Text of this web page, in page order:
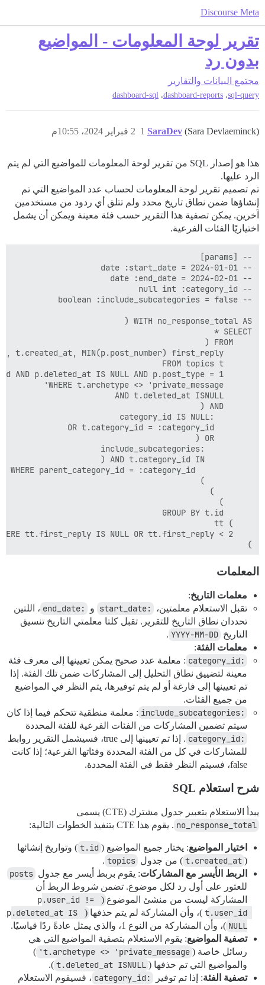
Discourse Meta
تقرير لوحة المعلومات - المواضيع
بدون رد
مجتمع البيانات والتقارير
sql-query
,
dashboard-reports
,
dashboard-sql
SaraDev (Sara Devlaeminck) 2 فبراير 2024، 10:55م 1
هذا هو إصدار SQL من تقرير لوحة المعلومات للمواضيع التي لم يتم
الرد عليها.
تم تصميم تقرير لوحة المعلومات لحساب عدد المواضيع التي تم
إنشاؤها ضمن نطاق تاريخ محدد ولم تتلق أي ردود من مستخدمين
آخرين. يمكن تصفية هذا التقرير حسب فئة معينة ويمكن أن يشمل
اختياريًا الفئات الفرعية.
ORDER BY date ASC
المعلمات
معلمات التاريخ:
تقبل الاستعلام معلمتين،
:start_date و :end_date
، اللتين
تحددان نطاق التاريخ للتقرير. تقبل كلتا معلمتي التاريخ تنسيق
التاريخ YYYY-MM-DD
.
معلمات الفئة:
:category_id
: معلمة عدد صحيح يمكن تعيينها إلى معرف فئة
معينة لتضييق نطاق التحليل إلى المشاركات ضمن تلك الفئة. إذا
تم تعيينها إلى فارغة أو لم يتم توفيرها، يتم النظر في المواضيع
من جميع الفئات.
:include_subcategories
: معلمة منطقية تتحكم فيما إذا كان
سيتم تضمين المشاركات من الفئات الفرعية للفئة المحددة
:category_id
. إذا تم تعيينها إلى true، فسيشمل التقرير روابط
للمشاركات في كل من الفئة المحددة وفئاتها الفرعية؛ إذا كانت
false، فسيتم النظر فقط في الفئة المحددة.
شرح استعلام SQL
يبدأ الاستعلام بتعبير جدول مشترك (CTE) يسمى
no_response_total . يقوم هذا CTE بتنفيذ الخطوات التالية:
اختيار المواضيع: يختار جميع المواضيع ( t.id ) وتواريخ إنشائها
(
t.created_at ) من جدول topics
.
الربط الأيسر مع المشاركات: يقوم بربط أيسر مع جدول posts
للعثور على أول رد لكل موضوع. تضمن شروط الربط أن
المشاركة ليست من منشئ الموضوع (
p.user_id !=
t.user_id )، وأن المشاركة لم يتم حذفها (
p.deleted_at IS
NULL )، وأن المشاركة من النوع 1، والذي يمثل عادةً ردًا قياسيًا.
تصفية المواضيع: يقوم الاستعلام بتصفية المواضيع التي هي
رسائل خاصة ( t.archetype <> 'private_message'
)
والمواضيع التي تم حذفها ( t.deleted_at ISNULL
).
تصفية الفئة: إذا تم توفير :category_id
، فسيقوم الاستعلام